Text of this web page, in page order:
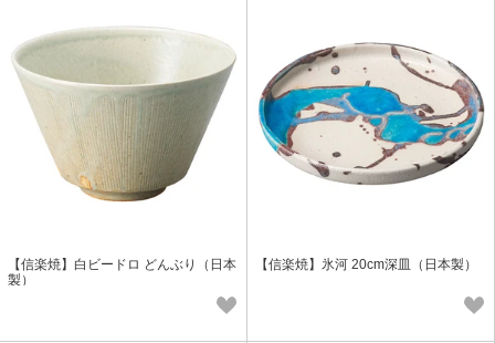
【信楽焼】白ビードロ どんぶり（日本
製）
【信楽焼】氷河 20cm深皿（日本製）